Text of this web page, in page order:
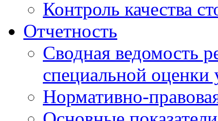
Контроль качества
Отчетность
Сводная ведомость
специальной оценки
Нормативно-